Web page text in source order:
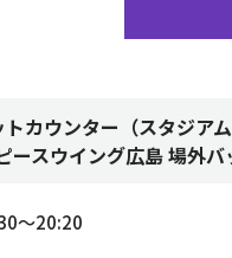
トカウンター（スタジア
ースウイング広島 場外
～20:20